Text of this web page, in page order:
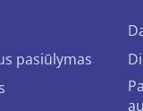
pasiūlymas